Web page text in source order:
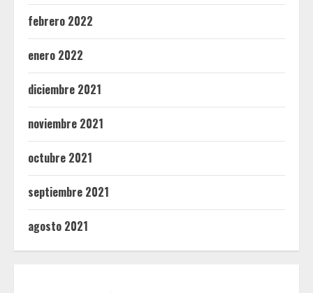
febrero 2022
enero 2022
diciembre 2021
noviembre 2021
octubre 2021
septiembre 2021
agosto 2021